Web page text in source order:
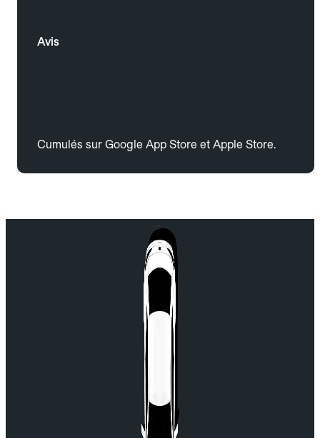
Avis
Cumulés sur Google App Store et Apple Store.